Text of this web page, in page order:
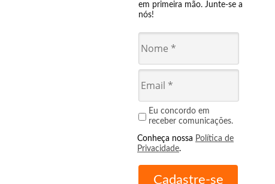
em primeira mão. Junte-se a
nós!
Eu concordo em
receber comunicações.
Conheça nossa Política de
Privacidade.